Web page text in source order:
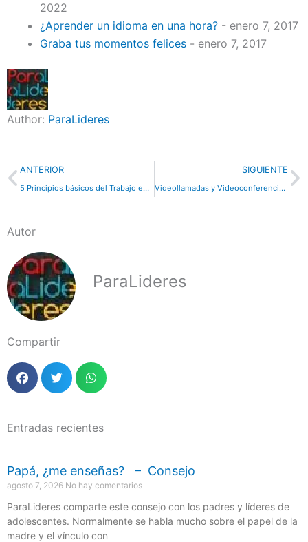
2022
¿Aprender un idioma en una hora? - enero 7, 2017
Graba tus momentos felices - enero 7, 2017
Author: ParaLideres
Previo
ANTERIOR
5 Principios básicos del Trabajo en equipo
SIGUIENTE
Videollamadas y Videoconferencias gratuitas con Skype
Autor
ParaLideres
Compartir
Entradas recientes
Papá, ¿me enseñas? – Consejo
agosto 7, 2026 No hay comentarios
ParaLideres comparte este consejo con los padres y líderes de
adolescentes. Normalmente se habla mucho sobre el papel de la
madre y el vínculo con